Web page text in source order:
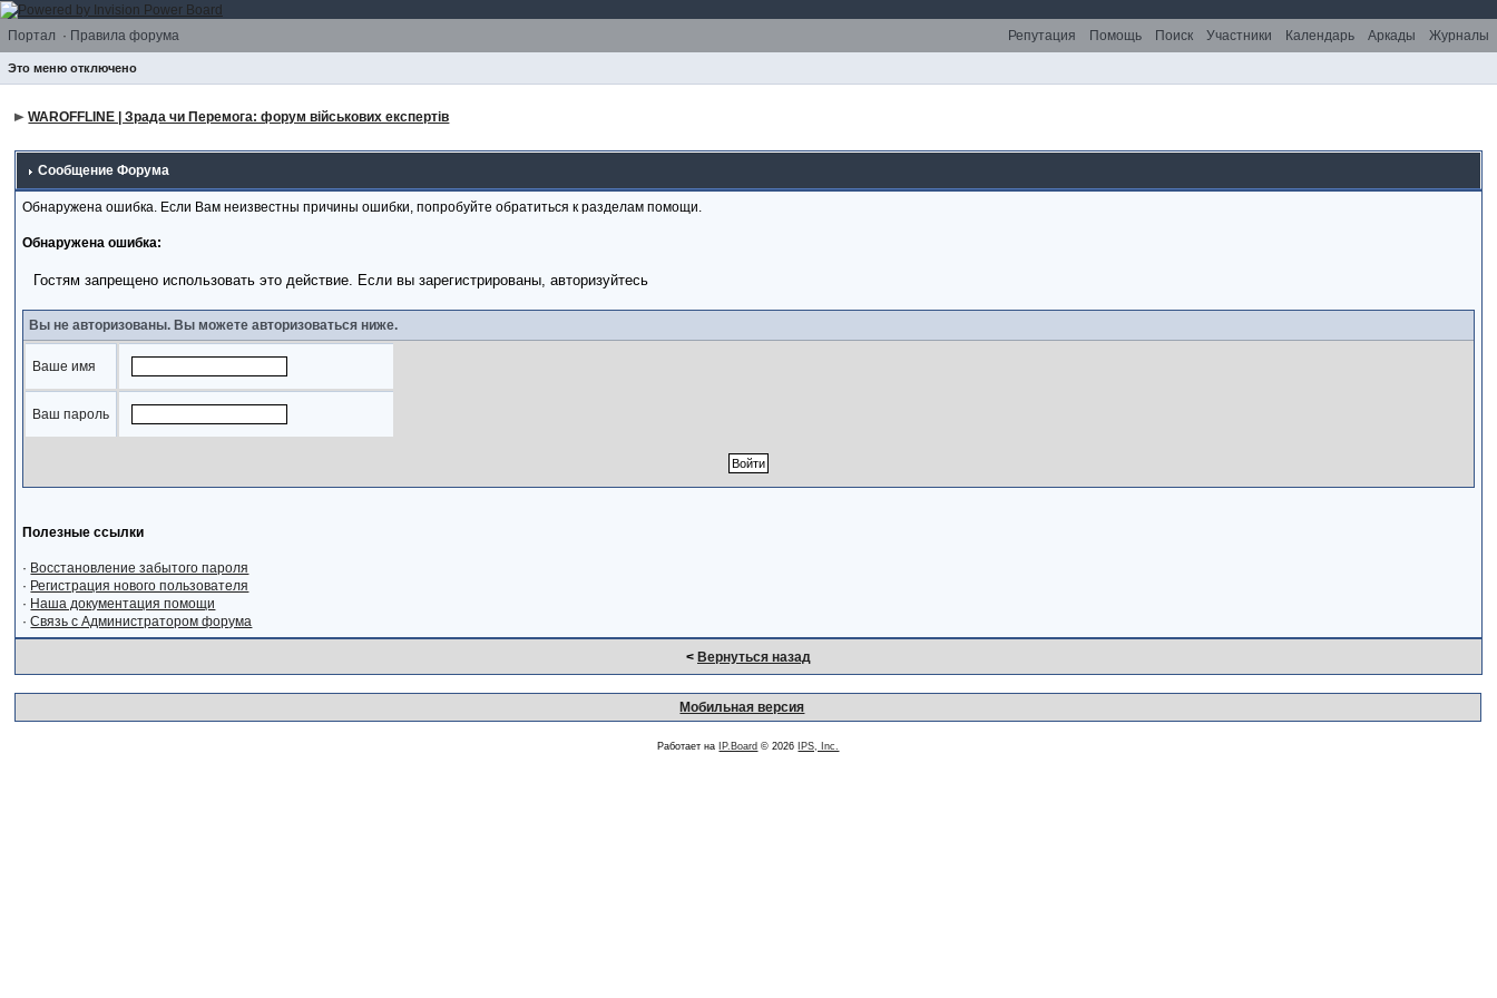
Портал · Правила форума Репутация Помощь Поиск Участники Календарь Аркады Журналы
Это меню отключено
WAROFFLINE | Зрада чи Перемога: форум військових експертів
Сообщение Форума
Обнаружена ошибка. Если Вам неизвестны причины ошибки, попробуйте обратиться к разделам помощи.
Обнаружена ошибка:
Гостям запрещено использовать это действие. Если вы зарегистрированы, авторизуйтесь
Вы не авторизованы. Вы можете авторизоваться ниже.
Ваше имя
Ваш пароль
Полезные ссылки
· Восстановление забытого пароля
· Регистрация нового пользователя
· Наша документация помощи
·Связь с Администратором форума
< Вернуться назад
Мобильная версия
Работает на IP.Board © 2026 IPS, Inc.